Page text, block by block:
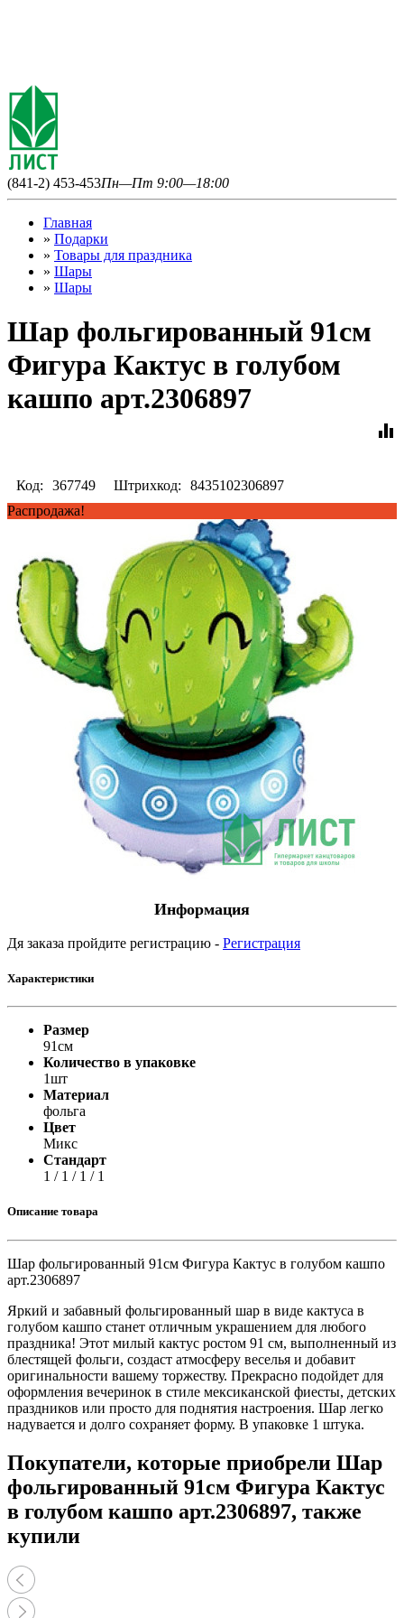
(841-2) 453-453Пн—Пт 9:00—18:00
Главная
» Подарки
» Товары для праздника
» Шары
» Шары
Шар фольгированный 91см
Фигура Кактус в голубом
кашпо арт.2306897
equalizer
Код: 367749 Штрихкод:
8435102306897
Распродажа!
Информация
Дя заказа пройдите регистрацию - Регистрация
Характеристики
Размер
91см
Количество в упаковке
1шт
Материал
фольга
Цвет
Микс
Стандарт
1 / 1 / 1 / 1
Описание товара
Шар фольгированный 91см Фигура Кактус в голубом кашпо
арт.2306897
Яркий и забавный фольгированный шар в виде кактуса в
голубом кашпо станет отличным украшением для любого
праздника! Этот милый кактус ростом 91 см, выполненный из
блестящей фольги, создаст атмосферу веселья и добавит
оригинальности вашему торжеству. Прекрасно подойдет для
оформления вечеринок в стиле мексиканской фиесты, детских
праздников или просто для поднятия настроения. Шар легко
надувается и долго сохраняет форму. В упаковке 1 штука.
Покупатели, которые приобрели Шар
фольгированный 91см Фигура Кактус
в голубом кашпо арт.2306897, также
купили